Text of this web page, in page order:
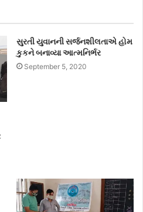
સુરતી યુવાનની સર્જનશીલતાએ હોમ
કુકને બનાવ્યા આત્મનિર્ભર
September 5, 2020